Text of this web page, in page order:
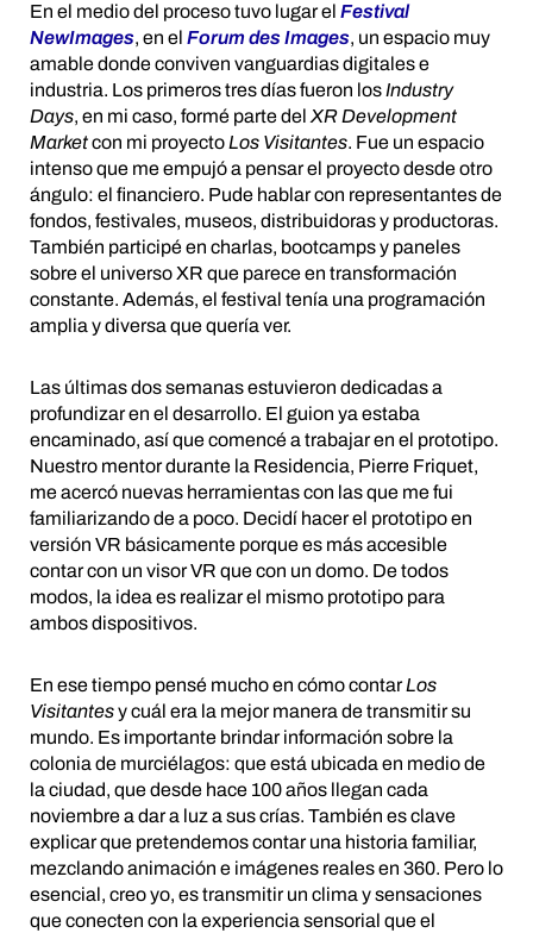
En el medio del proceso tuvo lugar el Festival
NewImages, en el Forum des Images, un espacio muy
amable donde conviven vanguardias digitales e
industria. Los primeros tres días fueron losIndustry
Days, en mi caso, formé parte delXR Development
Marketcon mi proyectoLos Visitantes. Fue un espacio
intenso que me empujó a pensar el proyecto desde otro
ángulo: el financiero. Pude hablar con representantes de
fondos, festivales, museos, distribuidoras y productoras.
También participé en charlas, bootcamps y paneles
sobre el universo XR que parece en transformación
constante. Además, el festival tenía una programación
amplia y diversa que quería ver.
Las últimas dos semanas estuvieron dedicadas a
profundizar en el desarrollo. El guion ya estaba
encaminado, así que comencé a trabajar en el prototipo.
Nuestro mentor durante la Residencia, Pierre Friquet,
me acercó nuevas herramientas con las que me fui
familiarizando de a poco. Decidí hacer el prototipo en
versión VR básicamente porque es más accesible
contar con un visor VR que con un domo. De todos
modos, la idea es realizar el mismo prototipo para
ambos dispositivos.
En ese tiempo pensé mucho en cómo contarLos
Visitantesy cuál era la mejor manera de transmitir su
mundo. Es importante brindar información sobre la
colonia de murciélagos: que está ubicada en medio de
la ciudad, que desde hace 100 años llegan cada
noviembre a dar a luz a sus crías. También es clave
explicar que pretendemos contar una historia familiar,
mezclando animación e imágenes reales en 360. Pero lo
esencial, creo yo, es transmitir un clima y sensaciones
que conecten con la experiencia sensorial que el